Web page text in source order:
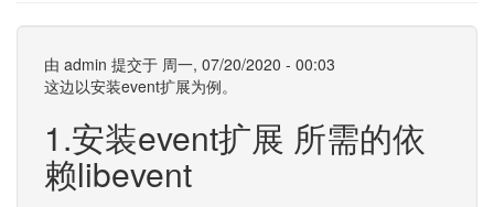
由 admin 提交于 周一, 07/20/2020 - 00:03
这边以安装event扩展为例。
1.安装event扩展 所需的依
赖libevent